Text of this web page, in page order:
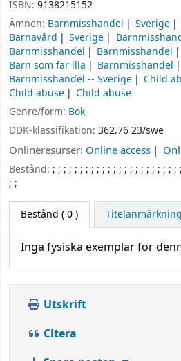
ISBN: 9138215152
Ämnen: Barnmisshandel Sverige
Barnavård
Sverige
Barnmisshandel
Barnmisshandel
Barn som far illa
Barnmisshandel
Barnmisshandel -- Sverige
Child
Child abuse
Child abuse
Genre/form: Bok
DDK-klassifikation: 362.76 23/swe
Onlineresurser: Online access
Bestånd: ; ; ; ; ; ; ; ; ; ; ; ; ; ; ; ; ; ; ; ; ; ; ; ;
; ;
Bestånd ( 0 )
Inga fysiska exemplar för
Utskrift
Citera